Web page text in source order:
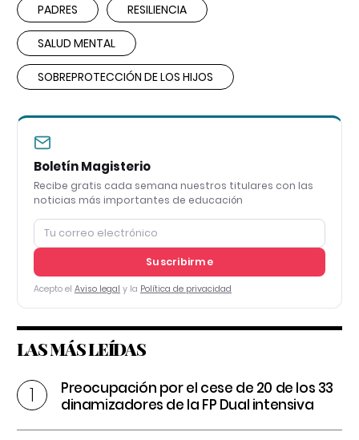
PADRES RESILIENCIA
SALUD MENTAL
SOBREPROTECCIÓN DE LOS HIJOS
Boletín Magisterio
Recibe gratis cada semana nuestros titulares con las
noticias más importantes de educación
Suscribirme
Acepto el Aviso legal y la Política de privacidad
LAS MÁS LEÍDAS
Preocupación por el cese de 20 de los 33
dinamizadores de la FP Dual intensiva